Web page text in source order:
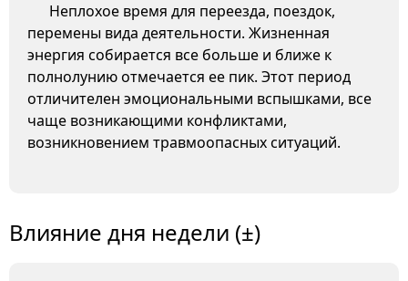
Неплохое время для переезда, поездок,
перемены вида деятельности. Жизненная
энергия собирается все больше и ближе к
полнолунию отмечается ее пик. Этот период
отличителен эмоциональными вспышками, все
чаще возникающими конфликтами,
возникновением травмоопасных ситуаций.
Влияние дня недели (±)